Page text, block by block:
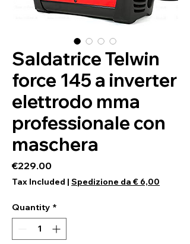
Saldatrice Telwin
force 145 a inverter
elettrodo mma
professionale con
maschera
€229.00Price
Tax Included | Spedizione da € 6,00
Quantity *